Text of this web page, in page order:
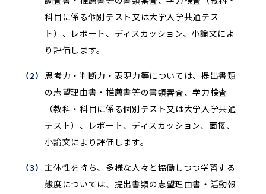
科目に係る個別テスト又は大学入学共通テス
ト）、レポート、ディスカッション、小論文によ
り評価します。
思考力・判断力・表現力等については、提出書類
の志望理由書・推薦書等の書類審査、学力検査
（教科・科目に係る個別テスト又は大学入学共通
テスト）、レポート、ディスカッション、面接、
小論文により評価します。
主体性を持ち、多様な人々と協働しつつ学習する
態度については、提出書類の志望理由書・活動報